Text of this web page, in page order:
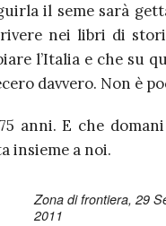
il seme sarà
nei libri di
l’Italia e che su
davvero. Non è
anni. E che
insieme a noi.
Zona di frontiera, 29
2011